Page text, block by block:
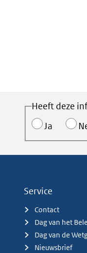
Heeft deze
Ja
Service
Contact
Dag van het
Dag van de
Nieuwsbrief